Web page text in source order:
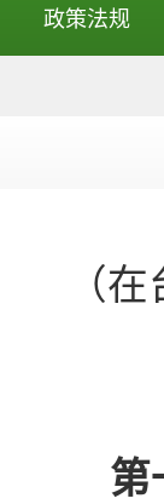
政策法规
（
第